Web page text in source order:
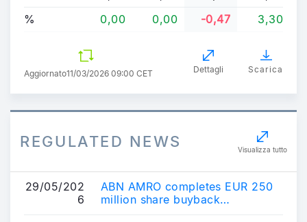
%
0,00 0,00 -0,47 3,30
Aggiornato11/03/2026 09:00 CET Dettagli Scarica
REGULATED NEWS Visualizza tutto
29/05/202
6
ABN AMRO completes EUR 250
million share buyback